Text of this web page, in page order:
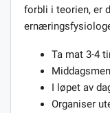
forbli i teorien, er
Ta mat 3-4
I løpet av
Organiser